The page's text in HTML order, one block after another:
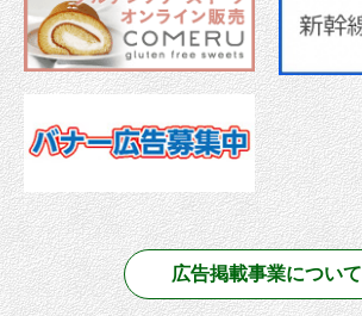
広告掲載事業について